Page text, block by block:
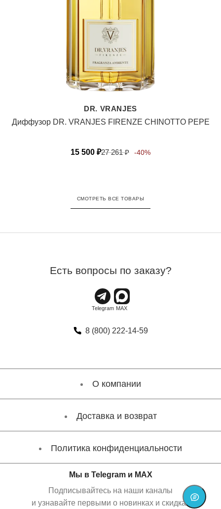
DR. VRANJES
Диффузор DR. VRANJES FIRENZE CHINOTTO PEPE
15 500 ₽27 261₽ -40%
СМОТРЕТЬ ВСЕ ТОВАРЫ
Есть вопросы по заказу?
8 (800) 222-14-59
О компании
Доставка и возврат
Политика конфиденциальности
Мы в Telegram и MAX
Подписывайтесь на наши каналы
и узнавайте первыми о новинках и скидках